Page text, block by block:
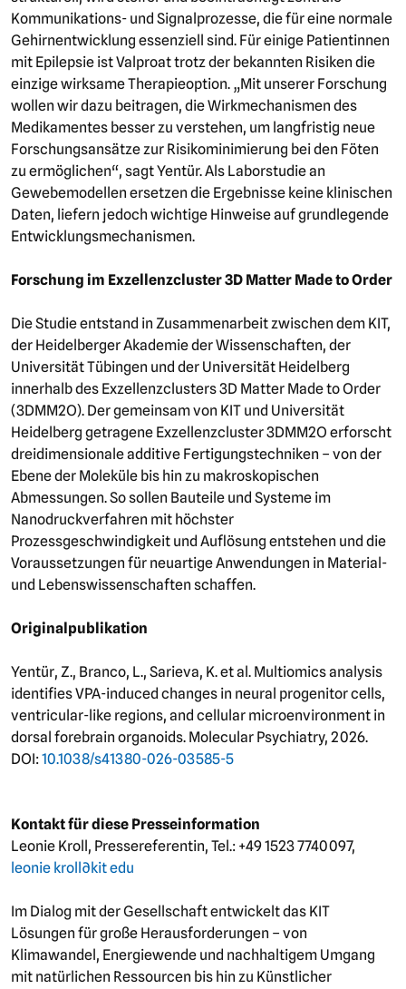
Kommunikations- und Signalprozesse, die für eine normale
Gehirnentwicklung essenziell sind. Für einige Patientinnen
mit Epilepsie ist Valproat trotz der bekannten Risiken die
einzige wirksame Therapieoption. „Mit unserer Forschung
wollen wir dazu beitragen, die Wirkmechanismen des
Medikamentes besser zu verstehen, um langfristig neue
Forschungsansätze zur Risikominimierung bei den Föten
zu ermöglichen“, sagt Yentür. Als Laborstudie an
Gewebemodellen ersetzen die Ergebnisse keine klinischen
Daten, liefern jedoch wichtige Hinweise auf grundlegende
Entwicklungsmechanismen.
Forschung im Exzellenzcluster 3D Matter Made to Order
Die Studie entstand in Zusammenarbeit zwischen dem KIT,
der Heidelberger Akademie der Wissenschaften, der
Universität Tübingen und der Universität Heidelberg
innerhalb des Exzellenzclusters 3D Matter Made to Order
(3DMM2O). Der gemeinsam von KIT und Universität
Heidelberg getragene Exzellenzcluster 3DMM2O erforscht
dreidimensionale additive Fertigungstechniken – von der
Ebene der Moleküle bis hin zu makroskopischen
Abmessungen. So sollen Bauteile und Systeme im
Nanodruckverfahren mit höchster
Prozessgeschwindigkeit und Auflösung entstehen und die
Voraussetzungen für neuartige Anwendungen in Material-
und Lebenswissenschaften schaffen.
Originalpublikation
Yentür, Z., Branco, L., Sarieva, K. et al. Multiomics analysis
identifies VPA-induced changes in neural progenitor cells,
ventricular-like regions, and cellular microenvironment in
dorsal forebrain organoids. Molecular Psychiatry, 2026.
DOI:10.1038/s41380-026-03585-5
Kontakt für diese Presseinformation
Leonie Kroll, Pressereferentin, Tel.: +49 1523 7740097,
leonie kroll∂kit edu
Im Dialog mit der Gesellschaft entwickelt das KIT
Lösungen für große Herausforderungen – von
Klimawandel, Energiewende und nachhaltigem Umgang
mit natürlichen Ressourcen bis hin zu Künstlicher